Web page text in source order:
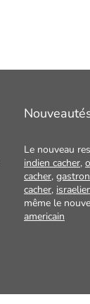
Le nouveau
indien cacher,
cacher,
cacher,
même le
americain